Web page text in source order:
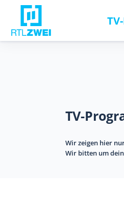
TV-
Wir zeigen hier
Wir bitten um